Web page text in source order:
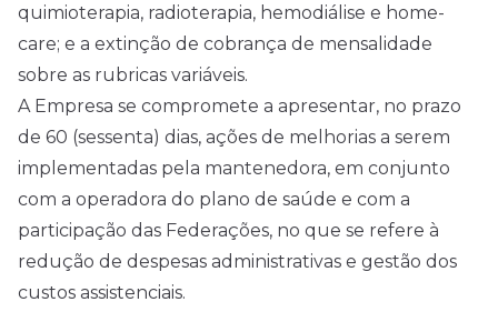
quimioterapia, radioterapia, hemodiálise e home-
care; e a extinção de cobrança de mensalidade
sobre as rubricas variáveis.
A Empresa se compromete a apresentar, no prazo
de 60 (sessenta) dias, ações de melhorias a serem
implementadas pela mantenedora, em conjunto
com a operadora do plano de saúde e com a
participação das Federações, no que se refere à
redução de despesas administrativas e gestão dos
custos assistenciais.